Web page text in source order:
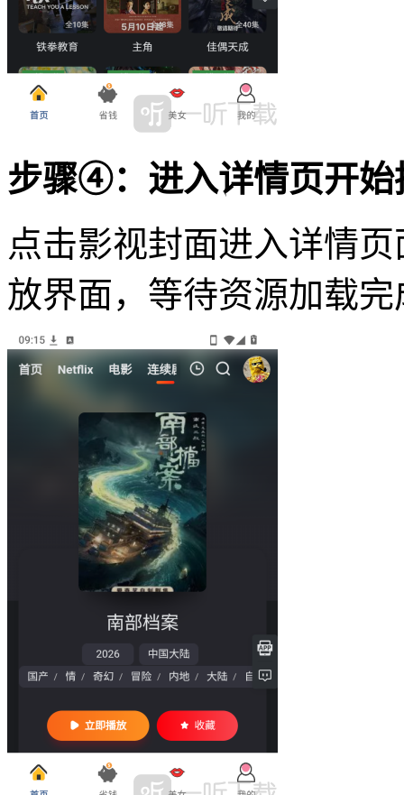
步骤④：进入详情页开始
点击影视封面进入详情
放界面，等待资源加载